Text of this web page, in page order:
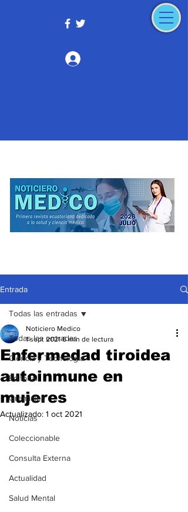
Entrada
Todas las entradas
Ciencia y Tecnología
Editorial
Gremiales
Noticias
Coleccionable
Consulta Externa
Actualidad
Salud Mental
Todas las entradas
Enfermedad tiroidea
autoinmune en
mujeres
Noticiero Medico
1 sept 2021 6 min de lectura
Actualizado: 1 oct 2021